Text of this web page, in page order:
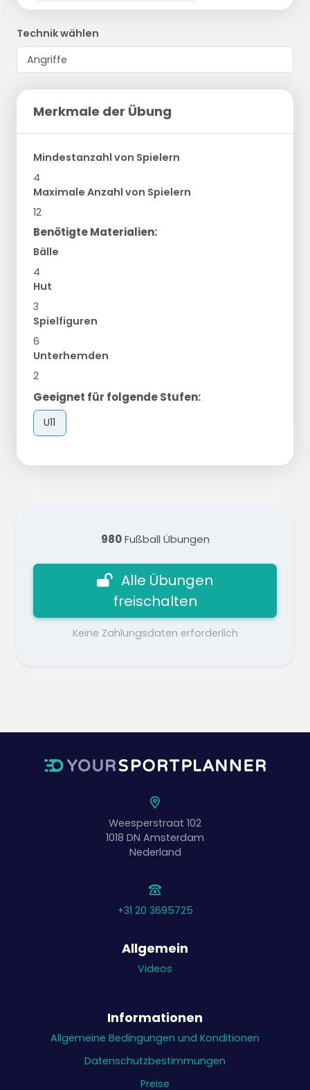
Technik wählen
Merkmale der Übung
Mindestanzahl von Spielern
4
Maximale Anzahl von Spielern
12
Benötigte Materialien:
Bälle
4
Hut
3
Spielfiguren
6
Unterhemden
2
Geeignet für folgende Stufen:
U11
980Fußball Übungen
Alle Übungen
freischalten
Keine Zahlungsdaten erforderlich
Weesperstraat 102
1018 DN Amsterdam
Nederland
+31 20 3695725
Allgemein
Videos
Informationen
Allgemeine Bedingungen und Konditionen
Datenschutzbestimmungen
Preise